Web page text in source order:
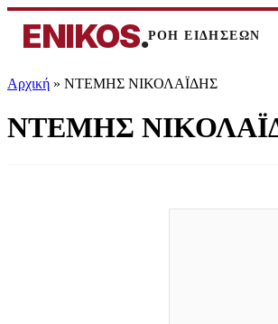
ENIKOS.ΡΟΗ ΕΙΔΗΣΕΩΝ
Αρχική » ΝΤΕΜΗΣ ΝΙΚΟΛΑΪΔΗΣ
ΝΤΕΜΗΣ